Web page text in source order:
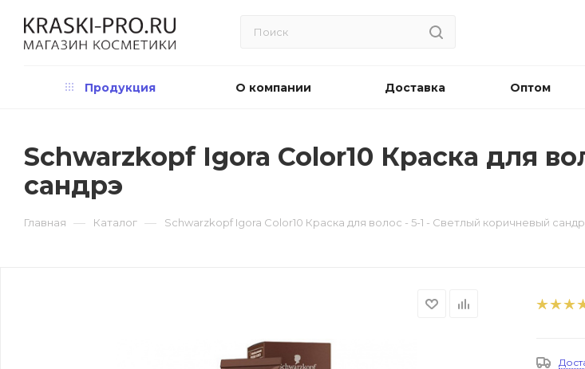
Продукция О компании Доставка Оптом
Schwarzkopf Igora Color10 Краска для
сандрэ
Главная — Каталог — Schwarzkopf Igora Color10 Краска для волос - 5-1 - Светлый коричневый